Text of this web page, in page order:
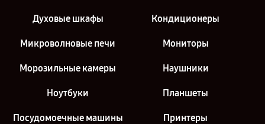
Духовые шкафы Кондиционеры
Микроволновые печи Мониторы
Морозильные камеры Наушники
Ноутбуки Планшеты
Посудомоечные машины Принтеры